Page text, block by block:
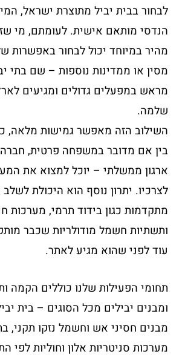
לבחור בבית יביל מתוצרת ישראל,
הנדסי מותאם אישית. לעומתם, מי
מהיר במיוחד יכול לבחור באפשרות
מסין או ממדינות נוספות – שם בתי
מראש במפעלים גדולים ומגיעים
שלמה.
השילוב הזה מאפשר גמישות מלאה,
בין אם מדובר במשפחה פרטית, חברה
ארגון ממשלתי – יוכל למצוא את
לצרכיו. יתרון נוסף הוא היכולת
מתקדמות כגון בידוד תרמי, מערכות
ותשתיות חשמל מודולריות שכבר
עוד לפני שהוא מגיע לאתר.
תחומי הפעילות שלנו כוללים הקמה
ומבנים יבילים מכל הסוגים – בית
מבנים חסיני אש וחשמל נזקו תקני,
מערכות סניטריות אלון וחוליות לפי